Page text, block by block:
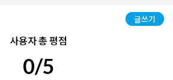
글쓰기
사용자 총 평점
0/5